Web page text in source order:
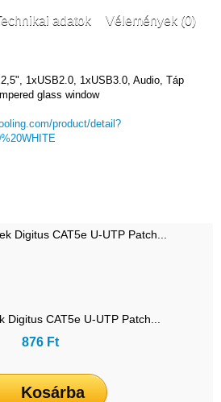
adatok Vélemények (0)
1xUSB2.0, 1xUSB3.0, Audio, Táp
glass window
product/detail?
Digitus CAT5e U-UTP Patch...
876 Ft
Kosárba